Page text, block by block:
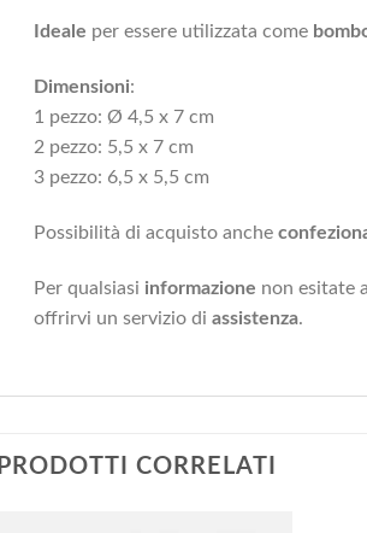
Ideale per essere utilizzata come
Dimensioni:
1 pezzo: Ø 4,5 x 7 cm
2 pezzo: 5,5 x 7 cm
3 pezzo: 6,5 x 5,5 cm
Possibilità di acquisto anche
Per qualsiasi informazione non esitate a
offrirvi un servizio di assistenza.
PRODOTTI CORRELATI